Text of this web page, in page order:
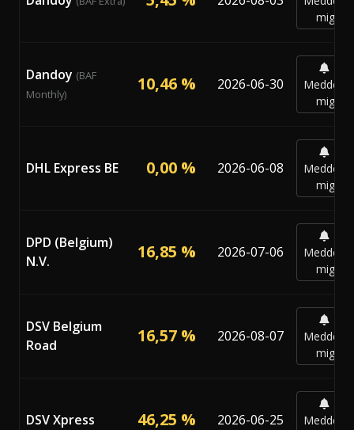
mig
Dandoy (BAF
Monthly)
10,46 % 2026-06-30
Meddela
mig
DHL Express BE 0,00 % 2026-06-08
Meddela
mig
DPD (Belgium)
N.V.
16,85 % 2026-07-06
Meddela
mig
DSV Belgium
Road
16,57 % 2026-08-07
Meddela
mig
DSV Xpress 46,25 % 2026-06-25
Meddela